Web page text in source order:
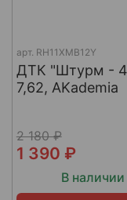
арт. RH11XMB12Y
ДТК "Штурм -
7,62, AKademia
2 180 ₽
1 390 ₽
В наличии